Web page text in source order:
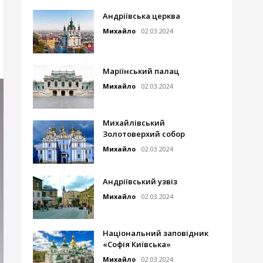
Андріївська церква
Михайло 02.03.2024
Маріїнський палац
Михайло 02.03.2024
Михайлівський
Золотоверхий собор
Михайло 02.03.2024
Андріївський узвіз
Михайло 02.03.2024
Національний заповідник
«Софія Київська»
Михайло 02.03.2024